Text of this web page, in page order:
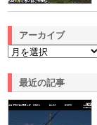
アーカイブ
最近の記事